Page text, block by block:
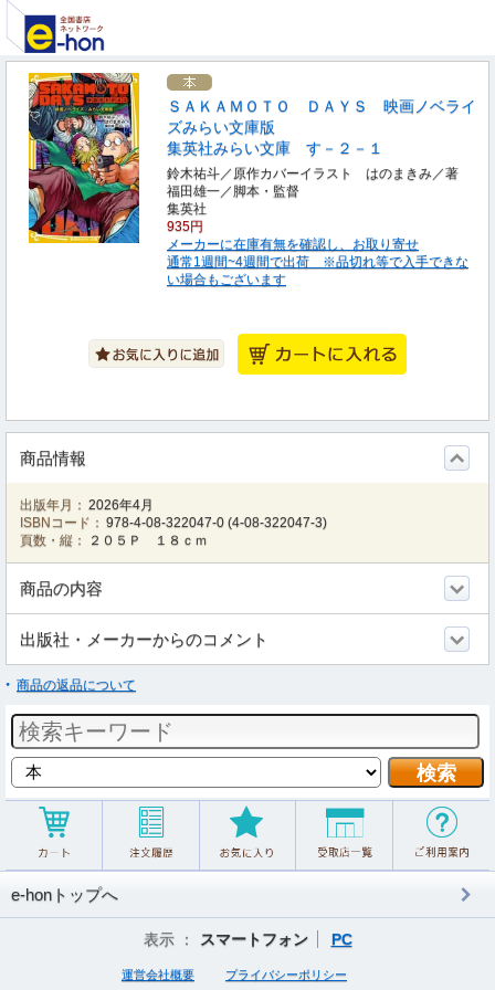
ＳＡＫＡＭＯＴＯ ＤＡＹＳ 映画ノベライ
ズみらい文庫版
集英社みらい文庫 す－２－１
鈴木祐斗／原作カバーイラスト はのまきみ／著
福田雄一／脚本・監督
集英社
935円
メーカーに在庫有無を確認し、お取り寄せ
通常1週間~4週間で出荷 ※品切れ等で入手できな
い場合もございます
商品情報
出版年月： 2026年4月
ISBNコード： 978-4-08-322047-0 (4-08-322047-3)
頁数・縦：
２０５Ｐ １８ｃｍ
商品の内容
出版社・メーカーからのコメント
商品の返品について
e-honトップへ
表示 ： スマートフォン PC
運営会社概要 プライバシーポリシー